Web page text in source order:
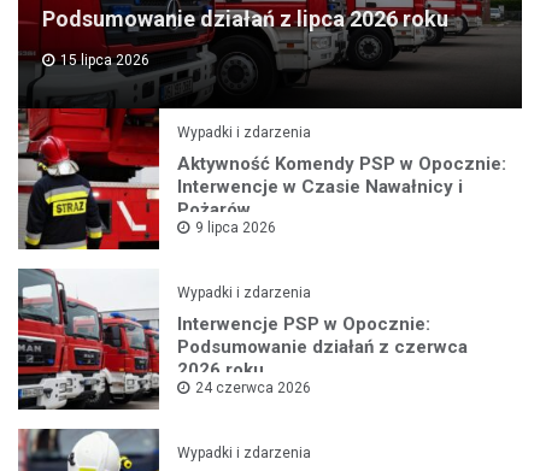
Podsumowanie działań z lipca 2026 roku
15 lipca 2026
Wypadki i zdarzenia
Aktywność Komendy PSP w Opocznie:
Interwencje w Czasie Nawałnicy i
Pożarów
9 lipca 2026
Wypadki i zdarzenia
Interwencje PSP w Opocznie:
Podsumowanie działań z czerwca
2026 roku
24 czerwca 2026
Wypadki i zdarzenia